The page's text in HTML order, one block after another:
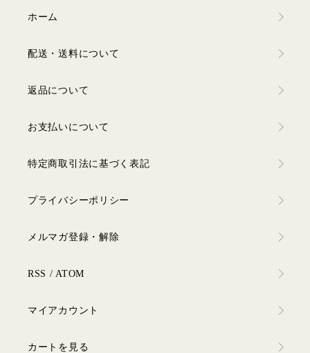
ホーム
配送・送料について
返品について
お支払いについて
特定商取引法に基づく表記
プライバシーポリシー
メルマガ登録・解除
RSS / ATOM
マイアカウント
カートを見る